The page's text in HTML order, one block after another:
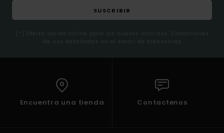
SUSCRIBIR
(*) Oferta valida online para los nuevos inscritos. Condiciones
de uso detalladas en el email de bienvenida
Encuentra una tienda Contactenos